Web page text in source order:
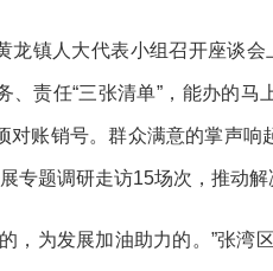
龙镇人大代表小组召开座谈
、责任“三张清单”，能办的
对账销号。群众满意的掌声
专题调研走访15场次，推动
，为发展加油助力的。”张湾